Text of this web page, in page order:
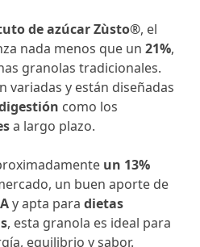
de azúcar Zùsto®, el
nada menos que un 21%,
granolas tradicionales.
variadas y están diseñadas
como los
a largo plazo.
un 13%
un buen aporte de
y apta para dietas
, esta granola es ideal para
equilibrio y sabor.